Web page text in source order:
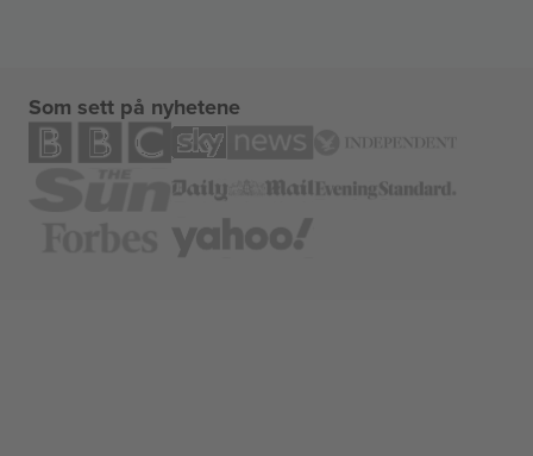
Som sett på nyhetene